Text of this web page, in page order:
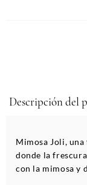
Descripción del
Mimosa Joli,
donde la
con la mimosa y